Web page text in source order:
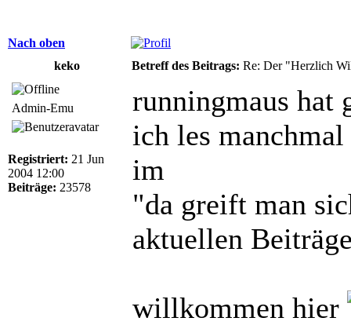
Nach oben
keko
Betreff des Beitrags: Re: Der "Herzlich
Admin-Emu
Registriert: 21 Jun
2004 12:00
Beiträge: 23578
runningmaus hat
ich les
im
"da greift man
aktuellen
willkommen hier